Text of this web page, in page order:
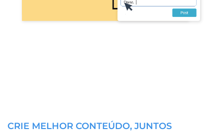
CRIE MELHOR CONTEÚDO, JUNTOS